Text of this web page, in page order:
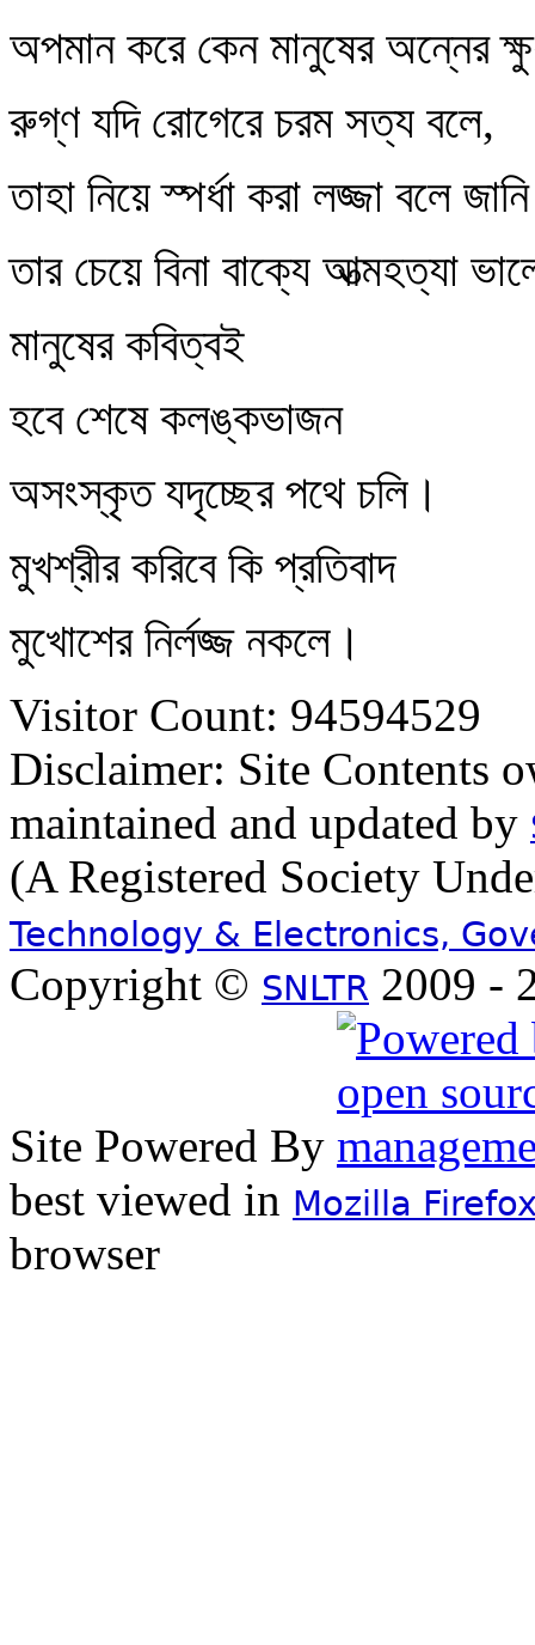
অপমান করে কেন মানুষের অন্নের
রুগ্‌ণ যদি রোগেরে চরম সত্য বলে,
তাহা নিয়ে স্পর্ধা করা লজ্জা বলে
তার চেয়ে বিনা বাক্যে আত্মহত্যা
মানুষের কবিত্বই
হবে শেষে কলঙ্কভাজন
অসংস্কৃত যদৃচ্ছের পথে চলি।
মুখশ্রীর করিবে কি প্রতিবাদ
মুখোশের নির্লজ্জ নকলে।
Visitor Count: 94594529
Disclaimer: Site Contents
maintained and updated by
(A Registered Society
Technology & Electronics,
Copyright © SNLTR 2009 -
Site Powered By
best viewed in Mozilla
browser